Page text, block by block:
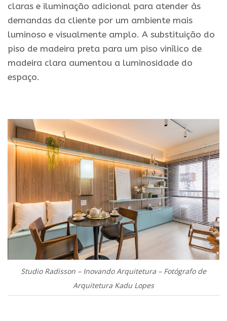
claras e iluminação adicional para atender às
demandas da cliente por um ambiente mais
luminoso e visualmente amplo. A substituição do
piso de madeira preta para um piso vinílico de
madeira clara aumentou a luminosidade do
espaço.
Studio Radisson – Inovando Arquitetura – Fotógrafo de
Arquitetura Kadu Lopes